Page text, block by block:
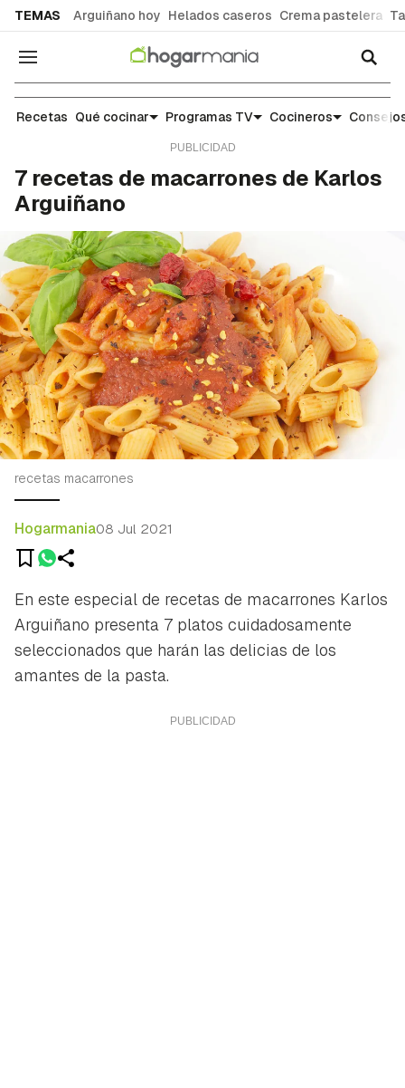
TEMAS Arguiñano hoy Helados caseros Crema pastelera
Navegación
Recetas
Recetas Qué cocinar Programas TV Cocineros
7 recetas de macarrones de Karlos
Arguiñano
recetas macarrones
Hogarmania08 Jul 2021
En este especial de recetas de macarrones Karlos
Arguiñano presenta 7 platos cuidadosamente
seleccionados que harán las delicias de los
amantes de la pasta.